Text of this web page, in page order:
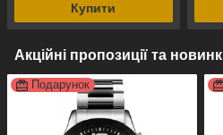
Купити
Акційні пропозиції та
Подарунок